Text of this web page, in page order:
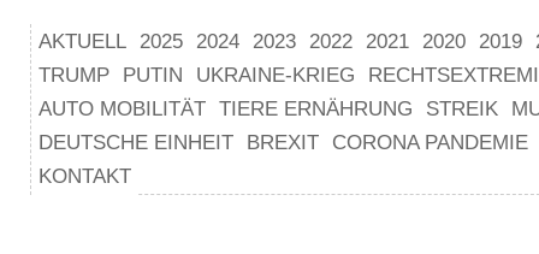
AKTUELL 2025 2024 2023 2022 2021 2020 2019
TRUMP
PUTIN UKRAINE-KRIEG
AUTO MOBILITÄT TIERE ERNÄHRUNG STREIK
DEUTSCHE EINHEIT
BREXIT
CORONA PANDEMIE
KONTAKT